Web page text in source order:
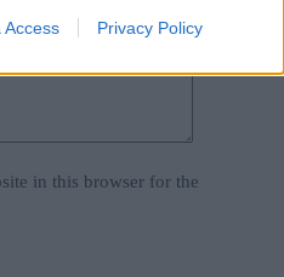
Access Privacy Policy
in this browser for the